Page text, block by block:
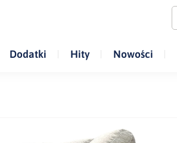
Dodatki Hity Nowości